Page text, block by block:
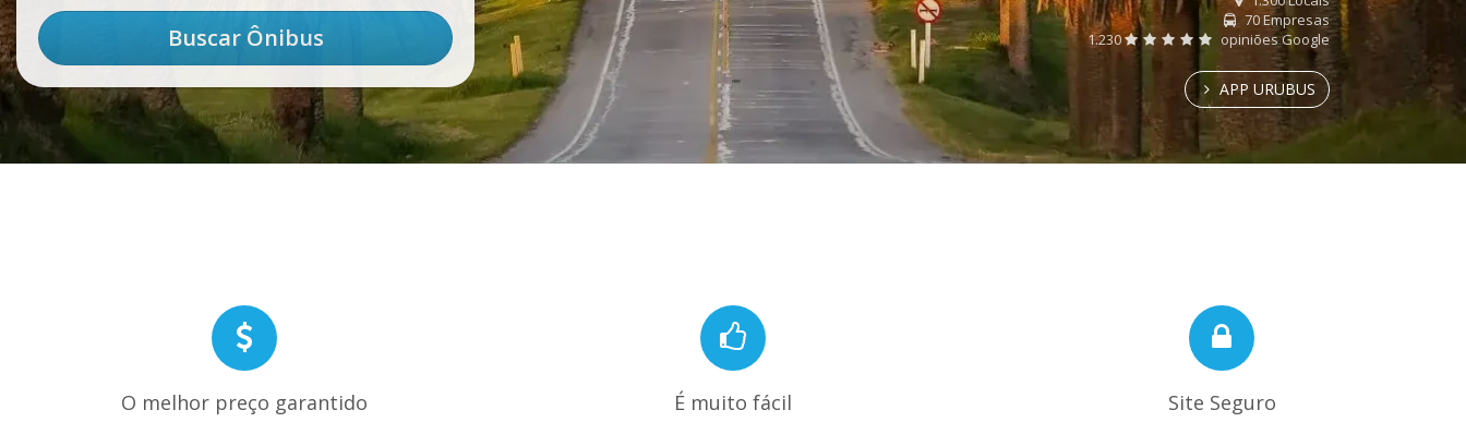
70 Empresas
1.230
opiniões Google
APP URUBUS
O melhor preço garantido É muito fácil Site Seguro